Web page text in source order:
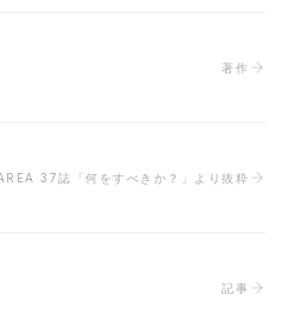
著作
37誌「何をすべきか？」より抜粋
記事